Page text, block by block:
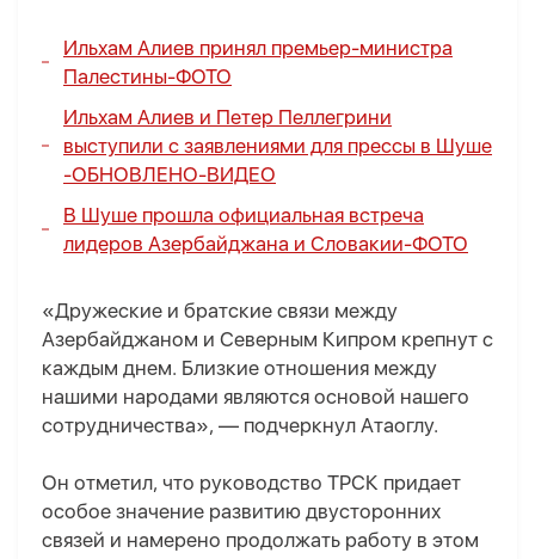
Ильхам Алиев принял премьер-министра
Палестины-ФОТО
Ильхам Алиев и Петер Пеллегрини
выступили с заявлениями для прессы в Шуше
-ОБНОВЛЕНО-ВИДЕО
В Шуше прошла официальная встреча
лидеров Азербайджана и Словакии-ФОТО
«Дружеские и братские связи между
Азербайджаном и Северным Кипром крепнут с
каждым днем. Близкие отношения между
нашими народами являются основой нашего
сотрудничества», — подчеркнул Атаоглу.
Он отметил, что руководство ТРСК придает
особое значение развитию двусторонних
связей и намерено продолжать работу в этом